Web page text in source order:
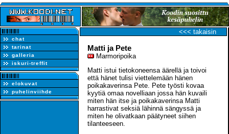
chat
tarinat
galleria
iskuri-treffit
elokuvat
puhelinviihde
<<< takaisin
Matti ja Pete
Marmoripoika
Matti istui tietokoneensa äärellä ja toivoi
että hänet tulisi viettelemään hänen
poikakaverinsa Pete. Pete työsti kovaa
kyytiä omaa novelliaan jossa hän kuvaili
miten hän itse ja poikakaverinsa Matti
harrastivat seksiä lähinnä sängyssä ja
miten he olivatkaan päätyneet siihen
tilanteeseen.